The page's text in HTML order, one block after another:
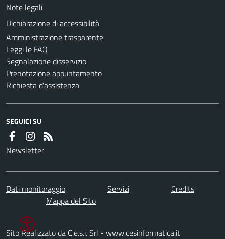
Note legali
Dichiarazione di accessibilità
Amministrazione trasparente
Leggi le FAQ
Segnalazione disservizio
Prenotazione appuntamento
Richiesta d'assistenza
SEGUICI SU
Newsletter
Dati monitoraggio Servizi
Credits
Mappa del Sito
Sito Realizzato da C.e.s.i. Srl - www.cesinformatica.it